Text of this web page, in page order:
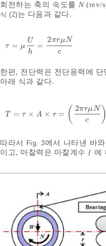
회전하는 축의 속도를 N(rev/
식 (2)는 다음과 같다.
τ = μ
U
h
=
2πrμN
c
τ= μU h=2πrμNc
한편, 전단력은 전단응력에
아래 식과 같다.
T = τ × A × r = ( 2πrμ N
c
)
T= × A×r=2π r
따라서 Fig. 3에서 나타낸 바
이고, 마찰력은 마찰계수 ƒ 에